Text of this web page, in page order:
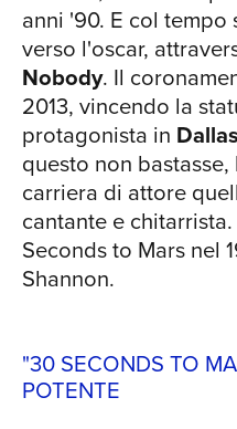
SECONDS TO
aveva ottenuto un
parte del pubblico di
beautiful lie" (2005)
raggiunge il
vendendo ben 4
giro di pochi anni.
orientata al rock
le asperità più
arricchisce di
pubblico.
yesterday", rock
anni '90. E col tempo
verso l'oscar,
Nobody. Il
2013, vincendo la
protagonista in
questo non
carriera di attore
cantante e
Seconds to Mars nel
Shannon.
"30 SECONDS TO
POTENTE